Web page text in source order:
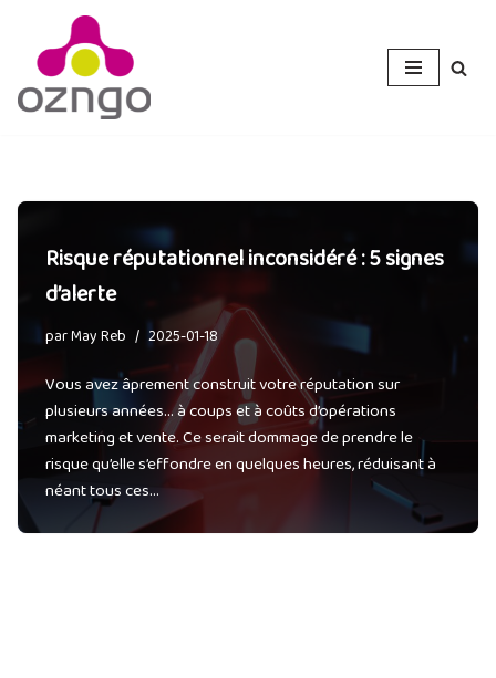
Aller
au
contenu
Risque réputationnel inconsidéré : 5 signes
d’alerte
parMay Reb 2025-01-18
Vous avez âprement construit votre réputation sur
plusieurs années… à coups et à coûts d’opérations
marketing et vente. Ce serait dommage de prendre le
risque qu’elle s’effondre en quelques heures, réduisant à
néant tous ces…